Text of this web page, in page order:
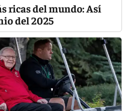
ricas del mundo: Así
del 2025